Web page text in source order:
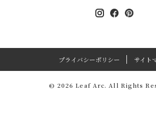
プライバシーポリシー サイト
© 2026 Leaf Arc. All Rights